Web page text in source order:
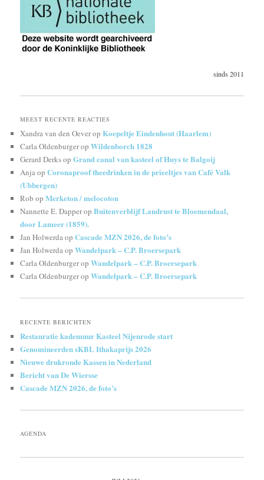
sinds 2011
MEEST RECENTE REACTIES
Xandra van den OeveropKoepeltje Eindenhout (Haarlem)
Carla OldenburgeropWildenborch 1828
Gerard DerksopGrand canal van kasteel of Huys te Balgoij
AnjaopCoronaproof theedrinken in de prieeltjes van Café Valk
(Ubbergen)
Rob opMerketon / melocoton
Nannette E. DapperopBuitenverblijf Landrust te Bloemendaal,
door Lameer (1859).
Jan HolwerdaopCascade MZN 2026, de foto’s
Jan HolwerdaopWandelpark – C.P. Broersepark
Carla OldenburgeropWandelpark – C.P. Broersepark
Carla OldenburgeropWandelpark – C.P. Broersepark
RECENTE BERICHTEN
Restauratie kademuur Kasteel Nijenrode start
Genomineerden sKBL Ithakaprijs 2026
Nieuwe drukronde Kassen in Nederland
Bericht van De Wiersse
Cascade MZN 2026, de foto’s
AGENDA